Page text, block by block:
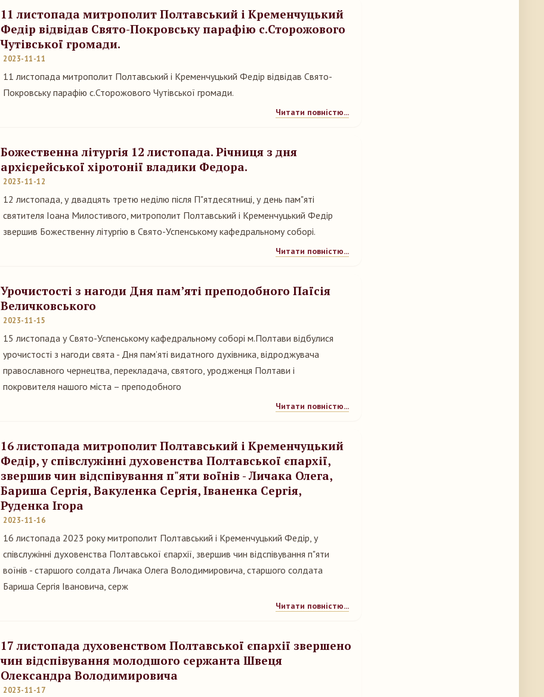
11 листопада митрополит Полтавський і Кременчуцький
Федір відвідав Свято-Покровську парафію с.Сторожового
Чутівської громади.
2023-11-11
11 листопада митрополит Полтавський і Кременчуцький Федір відвідав Свято-
Покровську парафію с.Сторожового Чутівської громади.
Читати повністю...
Божественна літургія 12 листопада. Річниця з дня
архієрейської хіротонії владики Федора.
2023-11-12
12 листопада, у двадцять третю неділю після П"ятдесятниці, у день пам"яті
святителя Іоана Милостивого, митрополит Полтавський і Кременчуцький Федір
звершив Божественну літургію в Свято-Успенському кафедральному соборі.
Читати повністю...
Урочистості з нагоди Дня пам’яті преподобного Паїсія
Величковського
2023-11-15
15 листопада у Свято-Успенському кафедральному соборі м.Полтави відбулися
урочистості з нагоди свята - Дня пам’яті видатного духівника, відроджувача
православного чернецтва, перекладача, святого, уродженця Полтави і
покровителя нашого міста – преподобного
Читати повністю...
16 листопада митрополит Полтавський і Кременчуцький
Федір, у співслужінні духовенства Полтавської єпархії,
звершив чин відспівування п"яти воїнів - Личака Олега,
Бариша Сергія, Вакуленка Сергія, Іваненка Сергія,
Руденка Ігора
2023-11-16
16 листопада 2023 року митрополит Полтавський і Кременчуцький Федір, у
співслужінні духовенства Полтавської єпархії, звершив чин відспівування п"яти
воїнів - старшого солдата Личака Олега Володимировича, старшого солдата
Бариша Сергія Івановича, серж
Читати повністю...
17 листопада духовенством Полтавської єпархії звершено
чин відспівування молодшого сержанта Швеця
Олександра Володимировича
2023-11-17